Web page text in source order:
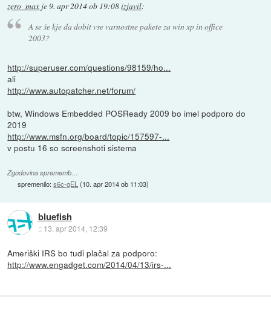
zero_max je9. apr 2014 ob 19:08izjavil:
A se še kje da dobit vse varnostne pakete za win xp in office
2003?
http://superuser.com/questions/98159/ho...
ali
http://www.autopatcher.net/forum/
btw, Windows Embedded POSReady 2009 bo imel podporo do
2019
http://www.msfn.org/board/topic/157597-...
v postu 16 so screenshoti sistema
Zgodovina sprememb…
spremenilo:s6c-gEL (10. apr 2014 ob 11:03)
bluefish
:: 13. apr 2014, 12:39
Ameriški IRS bo tudi plačal za podporo:
http://www.engadget.com/2014/04/13/irs-...